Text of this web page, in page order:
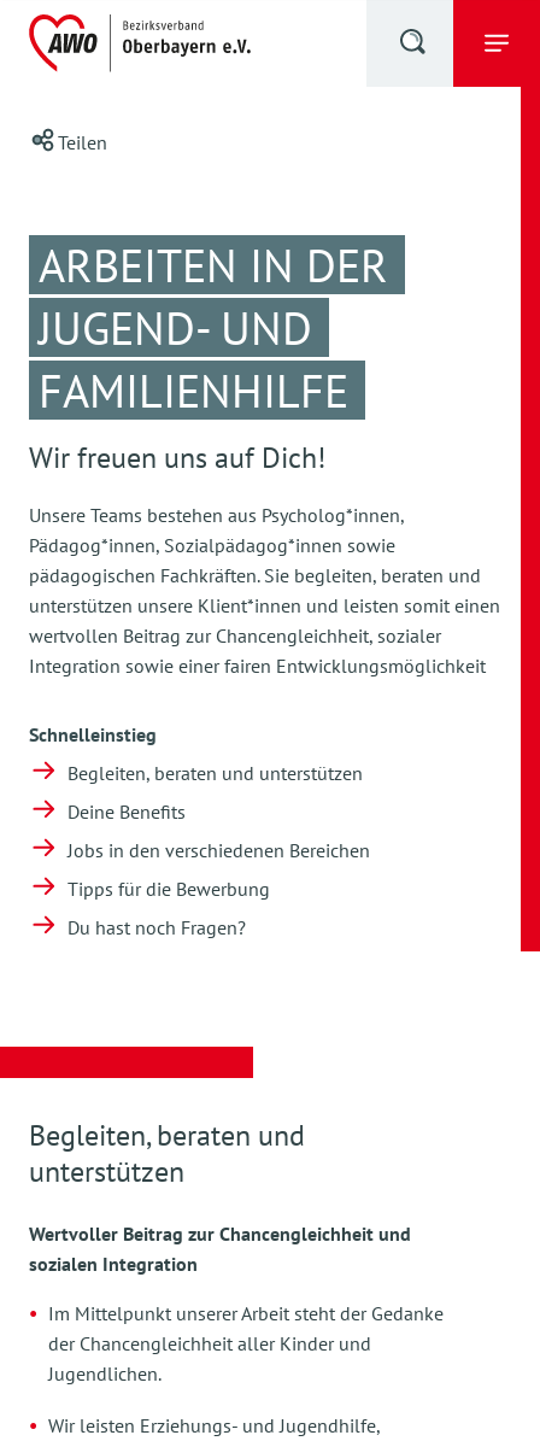
Teilen
ARBEITEN IN DER
JUGEND- UND
FAMILIENHILFE
Wir freuen uns auf Dich!
Unsere Teams bestehen aus Psycholog*innen,
Pädagog*innen, Sozialpädagog*innen sowie
pädagogischen Fachkräften. Sie begleiten, beraten und
unterstützen unsere Klient*innen und leisten somit einen
wertvollen Beitrag zur Chancengleichheit, sozialer
Integration sowie einer fairen Entwicklungsmöglichkeit
Schnelleinstieg
Begleiten, beraten und unterstützen
Deine Benefits
Jobs in den verschiedenen Bereichen
Tipps für die Bewerbung
Du hast noch Fragen?
Begleiten, beraten und
unterstützen
Wertvoller Beitrag zur Chancengleichheit und
sozialen Integration
Im Mittelpunkt unserer Arbeit steht der Gedanke
der Chancengleichheit aller Kinder und
Jugendlichen.
Wir leisten Erziehungs- und Jugendhilfe,